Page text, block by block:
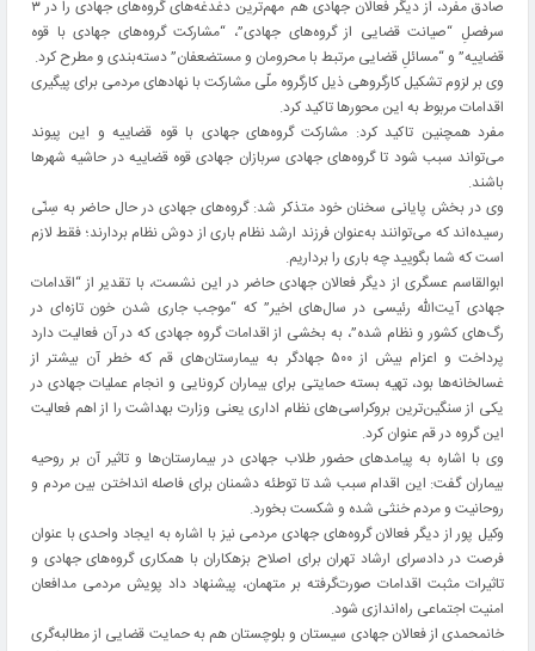
صادق مفرد، از دیگر فعالان جهادی هم مهم‌ترین دغدغه‌های گروه‌های جهادی را در ۳
سرفصلِ “صیانت قضایی از گروه‌های جهادی”، “مشارکت گروه‌های جهادی با قوه
قضاییه” و “مسائلِ قضایی مرتبط با محرومان و مستضعفان” دسته‌بندی و مطرح کرد.
وی بر لزوم تشکیل کارگروهی ذیل کارگروه ملّی مشارکت با نهاد‌های مردمی برای پیگیری
اقدامات مربوط به این محورها تاکید کرد.
مفرد همچنین تاکید کرد: مشارکت گروه‌های جهادی با قوه قضاییه و این پیوند
می‌تواند سبب شود تا گروه‌های جهادی سربازان جهادی قوه قضاییه در حاشیه شهر‌ها
باشند.
وی در بخش پایانی سخنان خود متذکر شد: گروه‌های جهادی در حال حاضر به سِنّی
رسیده‌اند که می‌توانند به‌عنوان فرزند ارشد نظام باری از دوش نظام بردارند؛ فقط لازم
است که شما بگویید چه باری را برداریم.
ابوالقاسم عسگری از دیگر فعالان جهادی حاضر در این نشست، با تقدیر از “اقدامات
جهادی آیت‌الله رئیسی در سال‌های اخیر” که “موجب جاری شدن خون تازه‌ای در
رگ‌ها‌ی‌ کشور و نظام شده‌”، به بخشی از اقدامات گروه جهادی که در آن فعالیت دارد
پرداخت و اعزام بیش از ۵۰۰ جهادگر به بیمارستان‌های قم که خطر آن بیشتر از
غسالخانه‌ها بود، تهیه بسته حمایتی برای بیماران کرونایی و انجام عملیات جهادی در
یکی از سنگین‌ترین بروکراسی‌های نظام اداری یعنی وزارت بهداشت را از اهم فعالیت
این گروه‌ در قم عنوان کرد.
وی با اشاره به پیامدهای حضور طلاب جهادی در بیمارستان‌ها و تاثیر آن بر روحیه
بیماران گفت: این اقدام سبب شد تا توطئه‌ دشمنان برای فاصله انداختن بین مردم و
روحانیت و مردم خنثی شده و شکست بخورد.
وکیل پور از دیگر فعالان گروه‌های جهادی مردمی نیز با اشاره به ایجاد واحدی با عنوان
فرصت در دادسرای ارشاد تهران برای اصلاح بزهکاران با همکاری گروه‌های جهادی و
تاثیرات مثبت اقدامات صورت‌گرفته بر متهمان، پیشنهاد داد پویش مردمی مدافعان
امنیت اجتماعی راه‌اندازی شود.
خانمحمدی از فعالان جهادی سیستان و بلوچستان هم به حمایت قضایی از مطالبه‌گری